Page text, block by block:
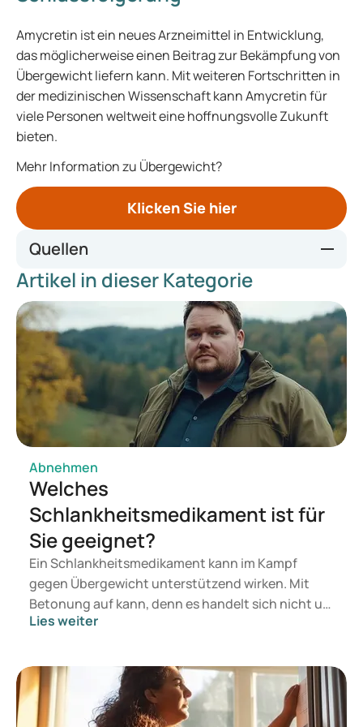
Amycretin ist ein neues Arzneimittel in Entwicklung,
das möglicherweise einen Beitrag zur Bekämpfung von
Übergewicht liefern kann. Mit weiteren Fortschritten in
der medizinischen Wissenschaft kann Amycretin für
viele Personen weltweit eine hoffnungsvolle Zukunft
bieten.
Mehr Information zu Übergewicht?
Klicken Sie hier
Quellen
https://www.reuters.com/business/healthcare-
pharmaceuticals/novo-nordisk-hopes-launch-
experimental-obesity-drug-within-this-decade-2024-03-
08/
Artikel in dieser Kategorie
Abnehmen
Welches
Schlankheitsmedikament ist für
Sie geeignet?
Ein Schlankheitsmedikament kann im Kampf
gegen Übergewicht unterstützend wirken. Mit
Betonung auf kann, denn es handelt sich nicht um
ein Wundermittel. Es kann jedoch den Prozess der
Lebensstil und eine ausgewogene Ernährung
bilden die Basis für eine gute Gesundheit und den
Weg zu einem gesunden Körpergewicht. Mitunter
Lies weiter